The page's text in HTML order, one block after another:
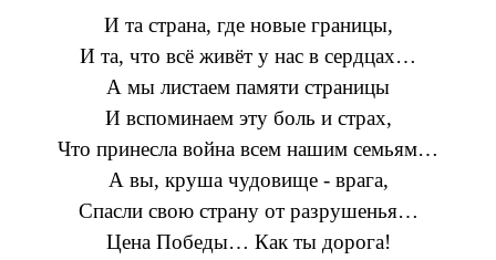
И та страна, где новые границы,
И та, что всё живёт у нас в сердцах…
А мы листаем памяти страницы
И вспоминаем эту боль и страх,
Что принесла война всем нашим семьям…
А вы, круша чудовище - врага,
Спасли свою страну от разрушенья…
Цена Победы… Как ты дорога!